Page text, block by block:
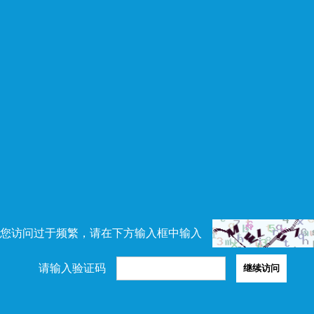
访问过于频繁，请在下方输入框中输入
请输入验证码 继续访问